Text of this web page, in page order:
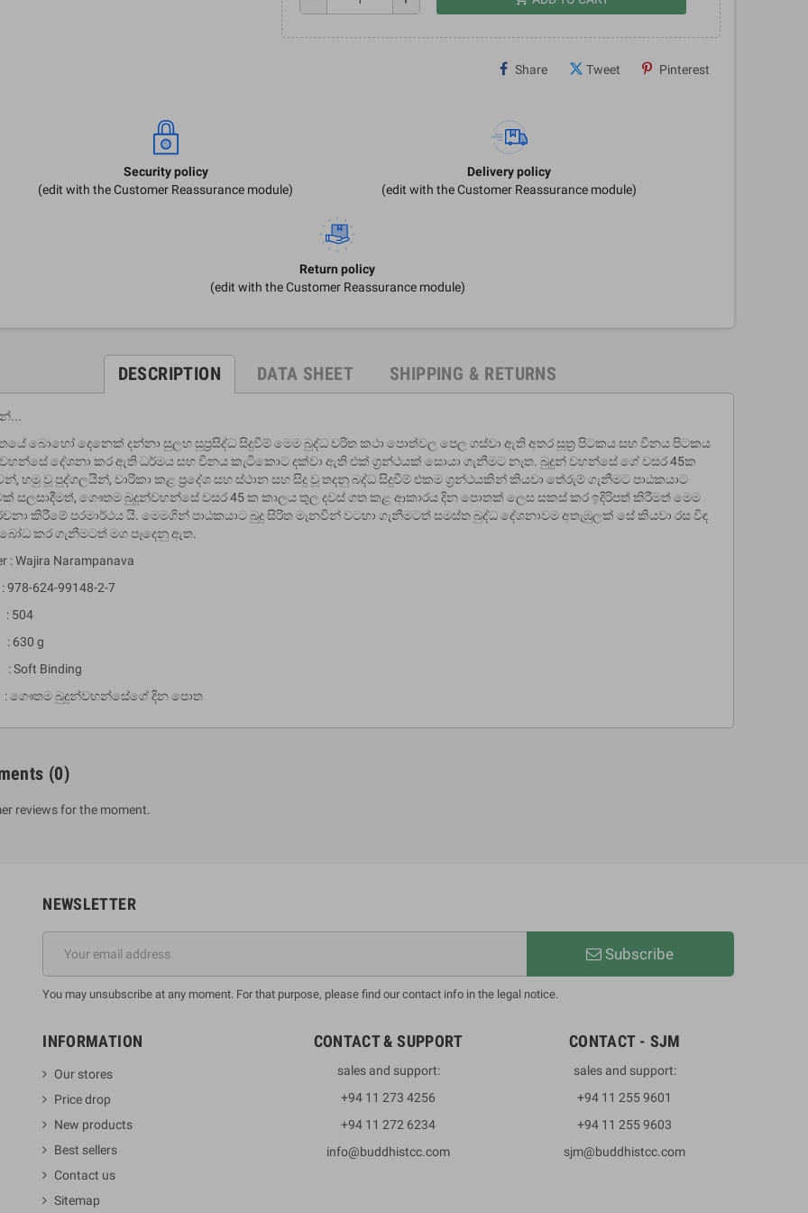
Sahitha) Piruvana
Wahanse
Rs 2,500.00
Share Tweet Pinterest
Security policy
(edit with the Customer Reassurance module)
Delivery policy
(edit with the Customer Reassurance module)
Return policy
(edit with the Customer Reassurance module)
DESCRIPTION DATA SHEET SHIPPING & RETURNS
බොහෝ දෙනෙක් දන්නා සුලභ සුප්‍රසිද්ධ සිදුවීම් මෙම බුද්ධ චරිත කථා පොත්වල පෙල ගස්වා ඇති අතර සූත්‍ර පිටකය සහ විනය පිටකය
දේශනා කර ඇති ධර්මය සහ විනය කැටිකොට දක්වා ඇති එක් ග්‍රන්ථයක් සොයා ගැනීමට නැත. බුදුන් වහන්සේ ගේ වසර 45ක
හමු වූ පුද්ගලයින්, චාරිකා කළ ප්‍රදේශ සහ ස්ථාන සහ සිදු වූ තදනු බද්ධ සිදුවීම් එකම ග්‍රන්ථයකින් කියවා තේරුම් ගැනීමට පාඨකයාට
සලසාදීමත්, ගෞතම බුදුන්වහන්සේ වසර 45 ක කාලය තුල දවස් ගත කළ ආකාරය දින පොතක් ලෙස සකස් කර ඉදිරිපත් කිරීමත් මෙම
කිරීමේ පරමාර්ථය යි. මෙමගින් පාඨකයාට බුදු සිරිත මැනවින් වටහා ගැනීමටත් සමස්ත බුද්ධ දේශනාවම අතැඹුලක් සේ කියවා රස විඳ
කර ගැනීමටත් මග පෑදෙනු ඇත.
: Wajira Narampanava
624-99148-2-7
504
630 g
: Soft Binding
: ගෞතම බුදුන්වහන්සේගේ දින පොත
(0)
reviews for the moment.
NEWSLETTER
Subscribe
You may unsubscribe at any moment. For that purpose, please find our contact info in the legal notice.
INFORMATION
Our stores
Price drop
New products
Best sellers
Contact us
Sitemap
CONTACT & SUPPORT
sales and support:
+94 11 273 4256
+94 11 272 6234
info@buddhistcc.com
CONTACT - SJM
sales and support:
+94 11 255 9601
+94 11 255 9603
sjm@buddhistcc.com